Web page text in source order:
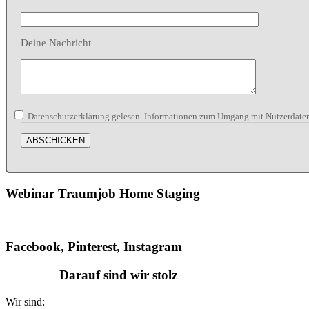
Deine Nachricht
Datenschutzerklärung gelesen. Informationen zum Umgang mit
Webinar Traumjob Home Staging
Facebook, Pinterest, Instagram
Darauf sind wir stolz
Wir sind: